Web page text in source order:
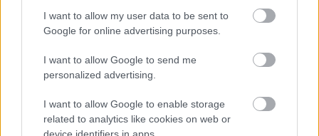
I want to allow my user data to be sent to
Google for online advertising purposes.
I want to allow Google to send me
personalized advertising.
I want to allow Google to enable storage
related to analytics like cookies on web or
device identifiers in apps.
visszavágóra. Nem szabad azt hinni, hogy nincs
ellen is bebizonyítottuk, hogy jobb csapatok ellen is
tudunk jól játszani, eredményesek lenni. A saját
táborunk előtt kizárólag a győzelemre törhetünk.